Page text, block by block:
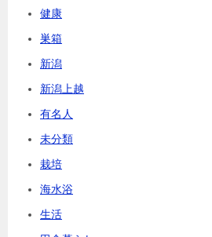
健康
巣箱
新潟
新潟上越
有名人
未分類
栽培
海水浴
生活